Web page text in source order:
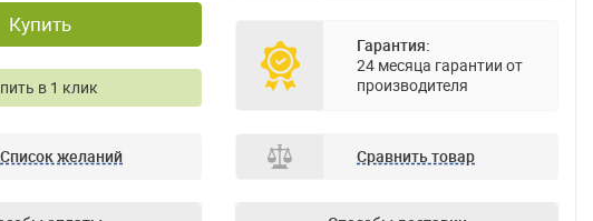
Купить
в 1 клик
Гарантия:
24 месяца гарантии от
производителя
Список желаний Сравнить товар